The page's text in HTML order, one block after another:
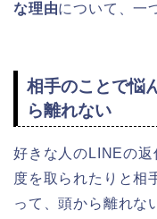
な理由について、一
相手のことで悩
ら離れない
好きな人のLINEの
度を取られたりと相
って、頭から離れな